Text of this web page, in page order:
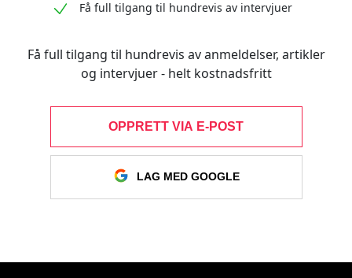
Få full tilgang til hundrevis av intervjuer
Få full tilgang til hundrevis av anmeldelser, artikler
og intervjuer - helt kostnadsfritt
OPPRETT VIA E-POST
LAG MED GOOGLE